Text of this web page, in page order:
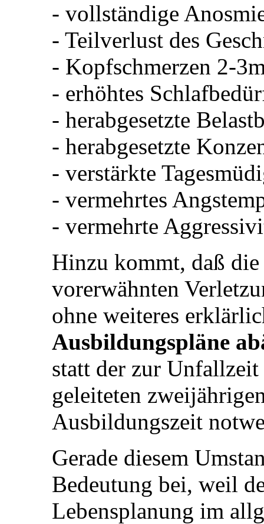
- vollständige
- Teilverlust des
- Kopfschmerzen 2-
- erhöhtes
- herabgesetzte
- herabgesetzte
- verstärkte
- vermehrtes
- vermehrte
Hinzu kommt, daß
vorerwähnten
ohne weiteres
Ausbildungspläne
statt der zur
geleiteten
Ausbildungszeit
Gerade diesem
Bedeutung bei, weil
Lebensplanung im